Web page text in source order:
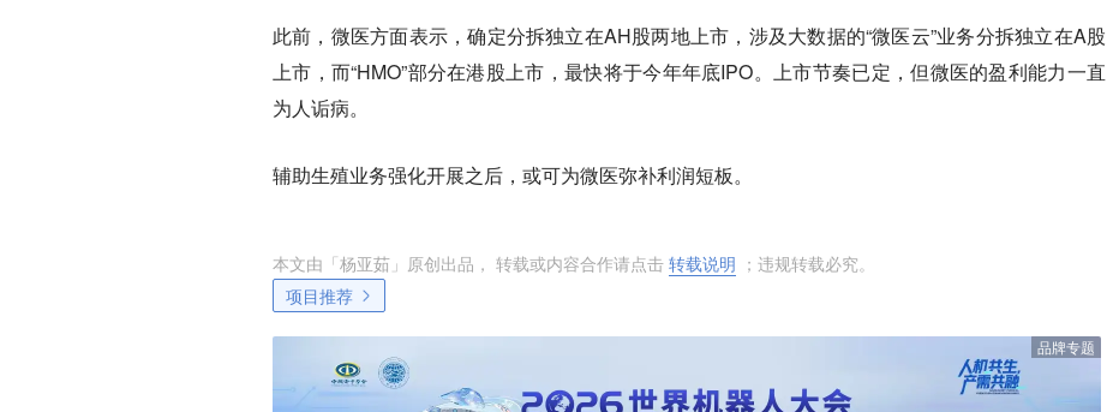
此前，微医方面表示，确定分拆独立在AH股两地上市，涉及大数据的“微医云”业务分拆独立在A股
上市，而“HMO”部分在港股上市，最快将于今年年底IPO。上市节奏已定，但微医的盈利能力一直
为人诟病。
辅助生殖业务强化开展之后，或可为微医弥补利润短板。
本文由「杨亚茹 」原创出品， 转载或内容合作请点击 转载说明 ；违规转载必究。
项目推荐
品牌专题